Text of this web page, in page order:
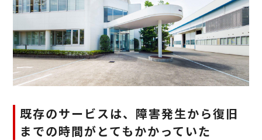
既存のサービスは、障害発生から復旧
までの時間がとてもかかっていた